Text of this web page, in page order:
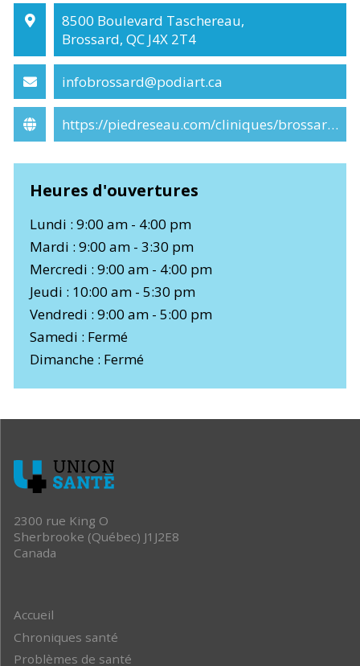
8500 Boulevard Taschereau,
Brossard, QC J4X 2T4
infobrossard@podiart.ca
https://piedreseau.com/cliniques/brossard/
Heures d'ouvertures
Lundi : 9:00 am - 4:00 pm
Mardi : 9:00 am - 3:30 pm
Mercredi : 9:00 am - 4:00 pm
Jeudi : 10:00 am - 5:30 pm
Vendredi : 9:00 am - 5:00 pm
Samedi : Fermé
Dimanche : Fermé
2300 rue King O
Sherbrooke (Québec) J1J2E8
Canada
Accueil
Chroniques santé
Problèmes de santé